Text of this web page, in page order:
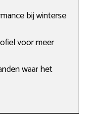
bij winterse
voor meer
waar het